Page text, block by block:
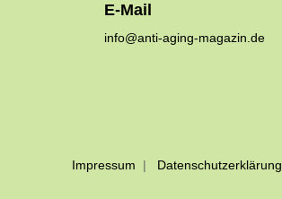
E-Mail
info@anti-aging-magazin.de
Impressum | Datenschutzerklärung